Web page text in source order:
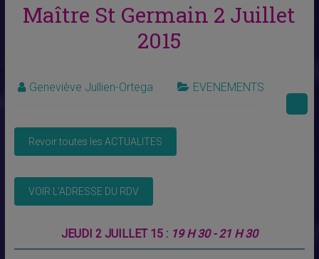
Maître St Germain 2 Juillet
2015
Geneviève Jullien-Ortega EVENEMENTS
JEUDI 2 JUILLET 15 : 19 H 30 - 21 H 30